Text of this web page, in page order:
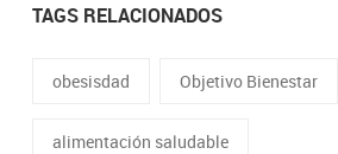
TAGS RELACIONADOS
obesisdad Objetivo Bienestar
alimentación saludable